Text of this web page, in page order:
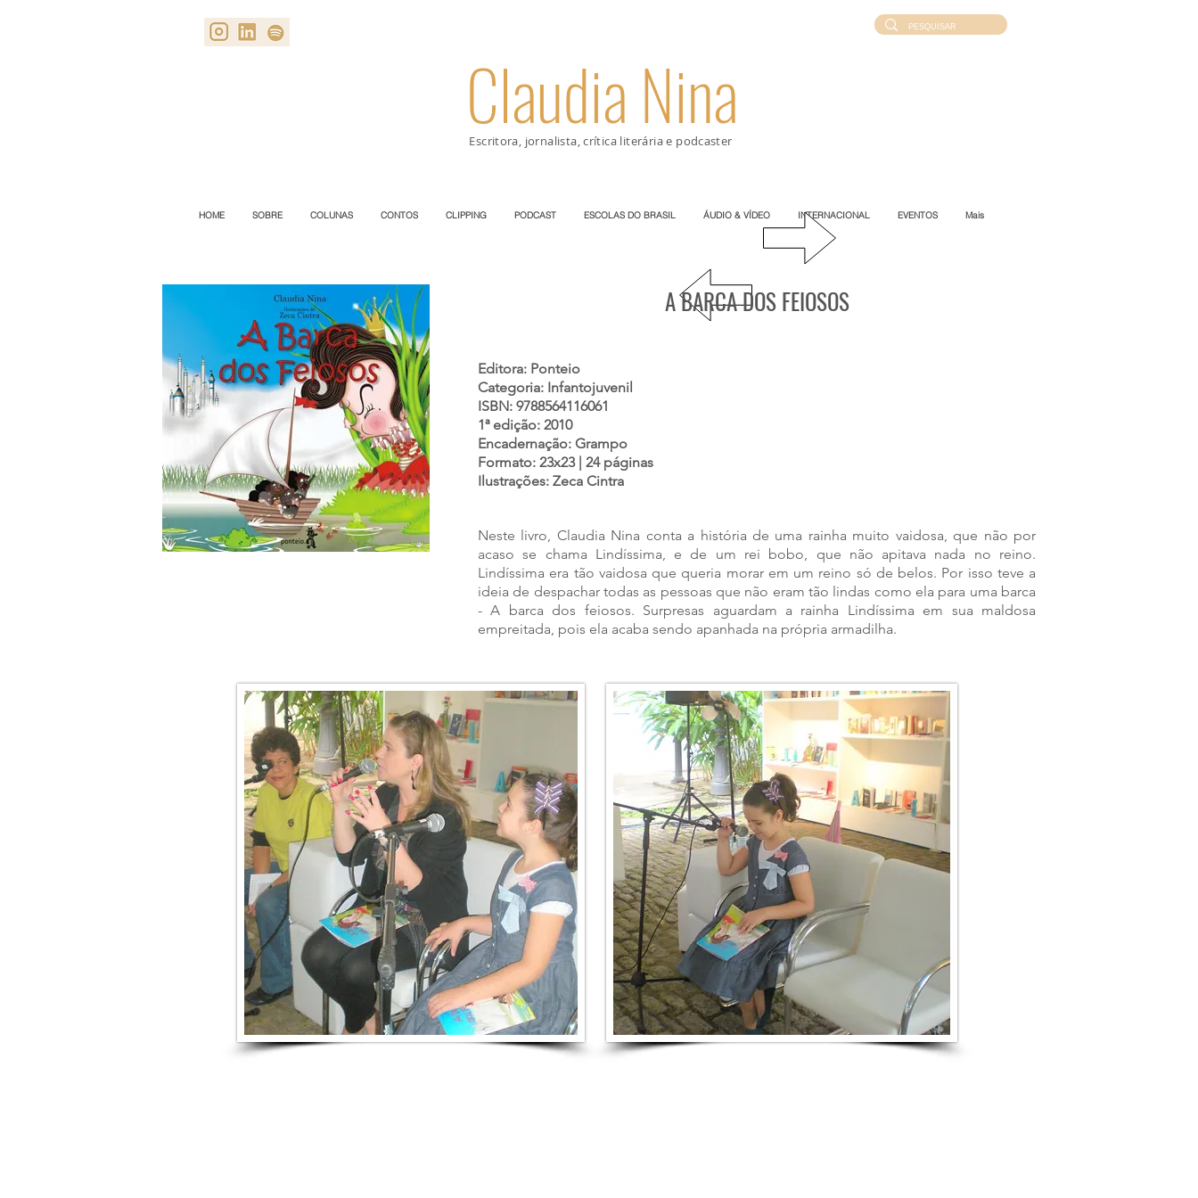
Claudia Nina
Escritora, jornalista, crítica literária e podcaster
HOME SOBRE COLUNAS CONTOS CLIPPING PODCAST ESCOLAS DO BRASIL ÁUDIO & VÍDEO INTERNACIONAL EVENTOS Mais
A BARCA DOS FEIOSOS
Editora: Ponteio
Categoria: Infantojuvenil
ISBN: 9788564116061
1ª edição: 2010
Encadernação: Grampo
Formato: 23x23 | 24 páginas
Ilustrações: Zeca Cintra
Neste livro, Claudia Nina conta a história de uma rainha muito vaidosa, que não por
acaso se chama Lindíssima, e de um rei bobo, que não apitava nada no reino.
Lindíssima era tão vaidosa que queria morar em um reino só de belos. Por isso teve a
ideia de despachar todas as pessoas que não eram tão lindas como ela para uma barca
- A barca dos feiosos. Surpresas aguardam a rainha Lindíssima em sua maldosa
empreitada, pois ela acaba sendo apanhada na própria armadilha.